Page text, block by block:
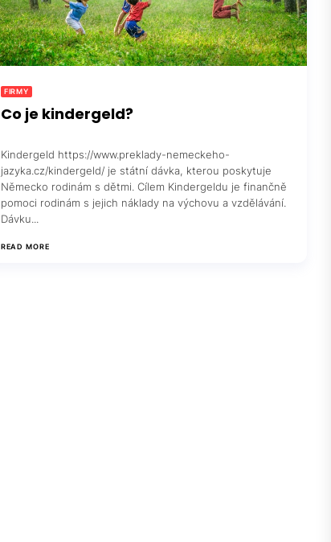
FIRMY
Co je kindergeld?
Kindergeld https://www.preklady-nemeckeho-
jazyka.cz/kindergeld/ je státní dávka, kterou poskytuje
Německo rodinám s dětmi. Cílem Kindergeldu je finančně
pomoci rodinám s jejich náklady na výchovu a vzdělávání.
Dávku...
READ MORE